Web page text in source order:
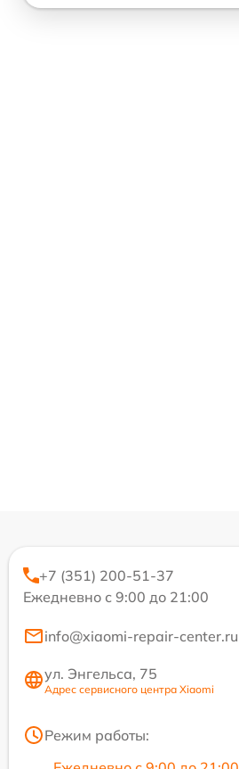
+7 (351) 200-51-37
Ежедневно с 9:00 до 21:00
info@xiaomi-repair-center.ru
ул. Энгельса, 75
Адрес сервисного центра Xiaomi
Режим работы: